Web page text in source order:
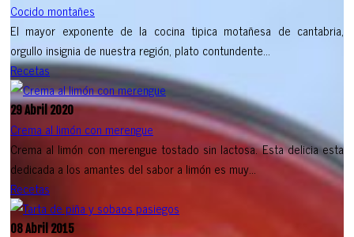
Cocido montañes
El mayor exponente de la cocina tipica motañesa de cantabria,
orgullo insignia de nuestra región, plato contundente...
Recetas
29 Abril 2020
Crema al limón con merengue
Crema al limón con merengue tostado sin lactosa. Esta delicia esta
dedicada a los amantes del sabor a limón es muy...
Recetas
08 Abril 2015